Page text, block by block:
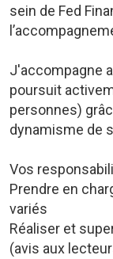
sein de Fed
J'accompagne
poursuit
personnes)
dynamisme de
Vos
Prendre en
variés
Réaliser et
(avis aux